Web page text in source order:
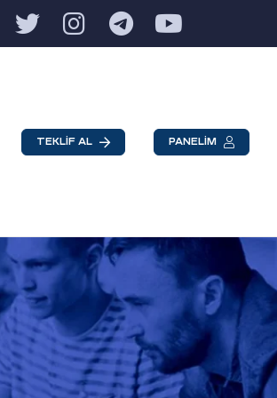
TEKLİF AL PANELİM